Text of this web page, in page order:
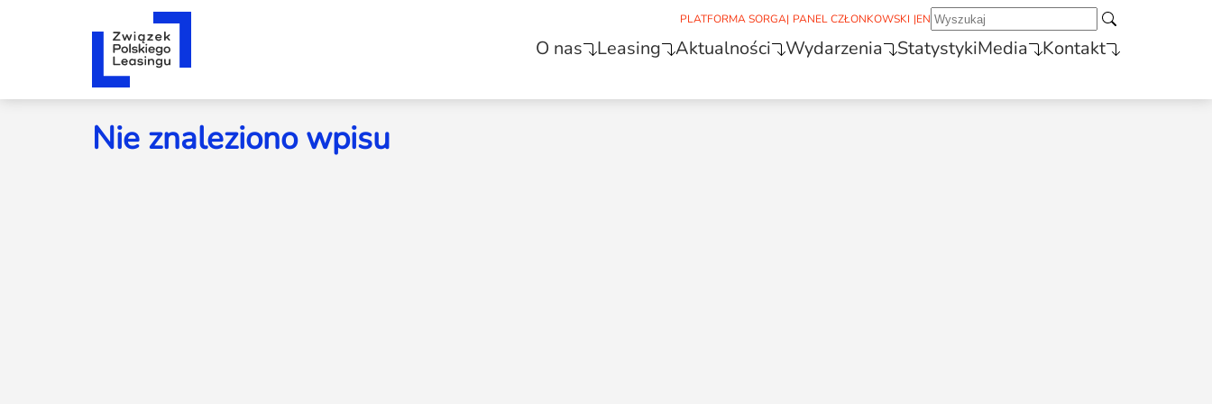
PLATFORMA SORGA| PANEL CZŁONKOWSKI |EN
O nas Leasing Aktualności Wydarzenia StatystykiMedia Kontakt
Nie znaleziono wpisu